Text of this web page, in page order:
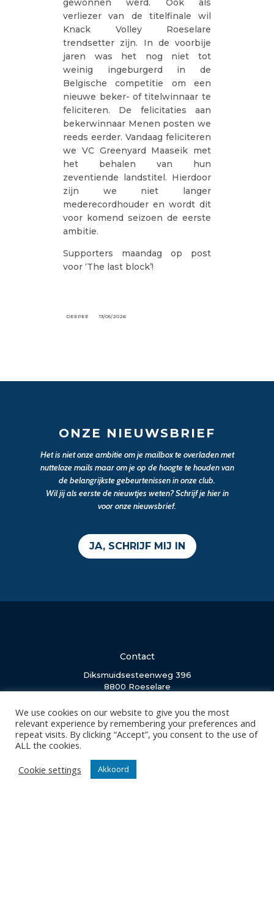
verliezer van de titelfinale wil
Knack Volley Roeselare
trendsetter zijn. In de voorbije
jaren was het nog niet tot
weinig ingeburgerd in de
Belgische competitie om een
nieuwe beker- of titelwinnaar te
feliciteren. De felicitaties aan
bekerwinnaar Menen posten we
reeds eerder. Vandaag feliciteren
we VC Greenyard Maaseik met
het behalen van hun
zeventiende landstitel. Hierdoor
zijn we niet langer
mederecordhouder en wordt dit
voor komend seizoen de eerste
ambitie.
Supporters maandag op post
voor ‘The last block’!
DEEPEE 13/05/2026
ONZE NIEUWSBRIEF
Het is niet onze ambitie om je mailbox te overladen met
nutteloze mails maar om je op de hoogte te houden van
de belangrijkste gebeurtenissen in onze club.
Wil jij als eerste de nieuwtjes weten? Schrijf je hier in
voor onze nieuwsbrief.
JA, SCHRIJF MIJ IN
Contact
Diksmuidsesteenweg 396
8800 Roeselare
Club
Team
We use cookies on our website to give you the most
relevant experience by remembering your preferences and
repeat visits. By clicking “Accept”, you consent to the use of
ALL the cookies.
Cookie settings
Akkoord